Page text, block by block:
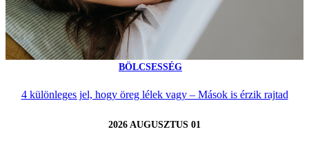
BÖLCSESSÉG
4 különleges jel, hogy öreg lélek vagy – Mások is érzik rajtad
2026 AUGUSZTUS 01